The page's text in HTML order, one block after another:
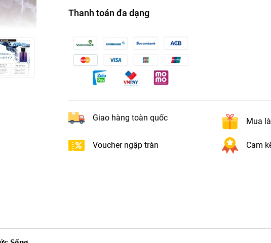
Thanh toán đa dạng
Giao hàng toàn quốc Mua
Voucher ngập tràn Cam